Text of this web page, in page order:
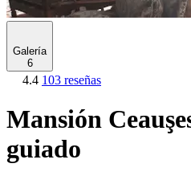
Galería
6
4.4 103 reseñas
Mansión
guiado